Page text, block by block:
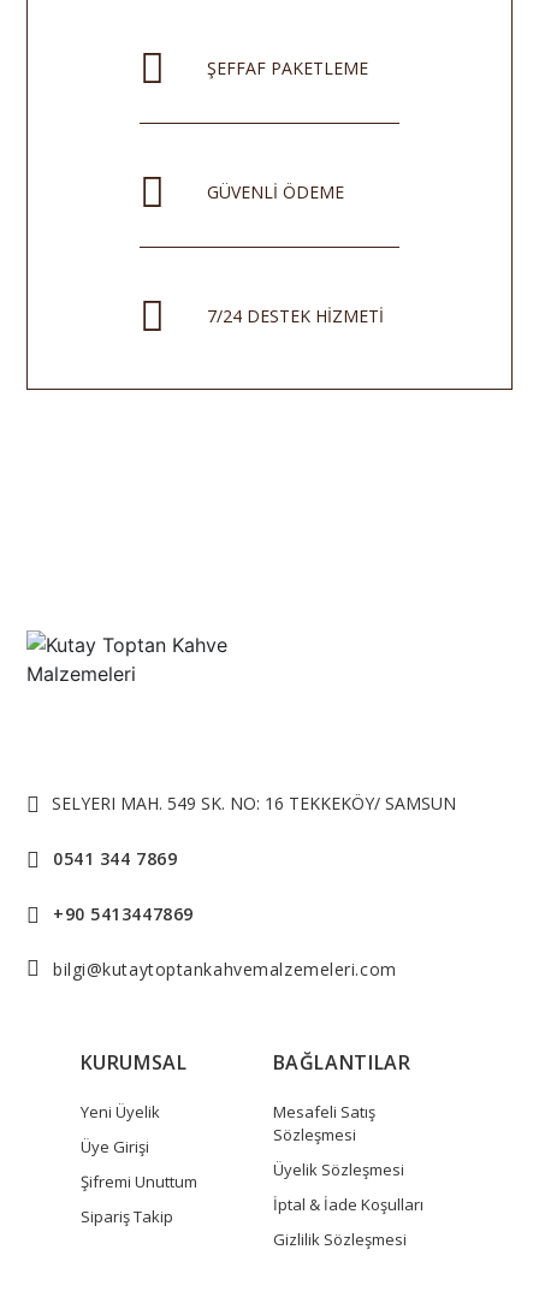
ŞEFFAF PAKETLEME
GÜVENLİ ÖDEME
7/24 DESTEK HİZMETİ
SELYERI MAH. 549 SK. NO: 16 TEKKEKÖY/ SAMSUN
0541 344 7869
+90 5413447869
bilgi@kutaytoptankahvemalzemeleri.com
KURUMSAL
Yeni Üyelik
Üye Girişi
Şifremi Unuttum
Sipariş Takip
BAĞLANTILAR
Mesafeli Satış
Sözleşmesi
Üyelik Sözleşmesi
İptal & İade Koşulları
Gizlilik Sözleşmesi